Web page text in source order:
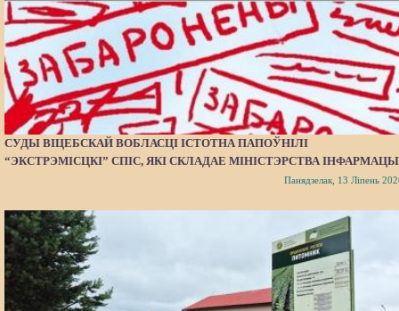
СУДЫ ВІЦЕБСКАЙ ВОБЛАСЦІ ІСТОТНА ПАПОЎНІЛІ
“ЭКСТРЭМІСЦКІ” СПІС, ЯКІ СКЛАДАЕ МІНІСТЭРСТВА
Панядзелак, 13 Ліпень